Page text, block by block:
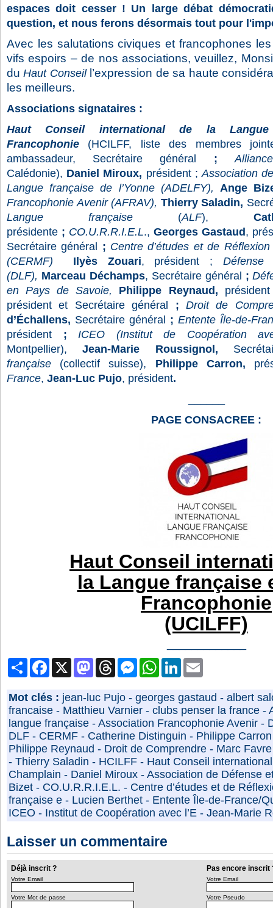
espaces doit cesser ! Un large débat
question, et nous ferons désormais tout pour
Avec les salutations civiques et francophones
vifs espoirs – de nos associations, veuillez,
duHaut Conseil l’expression de sa haute
les meilleurs.
Associations signataires :
Haut Conseil
international de la
Francophonie
(HCILFF, liste des membres
ambassadeur, Secrétaire général ;
Calédonie), Daniel Miroux, président ;Association
Langue française de l’Yonne (ADELFY),
Ange
Francophonie Avenir (AFRAV), Thierry Saladin,
Langue française (ALF),
présidente ; CO.U.R.R.I.E.L., Georges Gastaud ,
Secrétaire général ; Centre d’études et de
(CERMF)
Ilyès Zouari, président ; Défense
(DLF), Marceau Déchamps, Secrétaire général ;
en Pays de Savoie,
Philippe Reynaud,
président et Secrétaire général ;Droit de
d’Échallens, Secrétaire général ; Entente Île-de-
président ;ICEO (Institut de Coopération
Montpellier),Jean-Marie Roussignol,
française (collectif suisse), Philippe Carron,
France, Jean-Luc Pujo, président.
PAGE CONSACREE :
Haut Conseil
la Langue française
Francophonie
(UCILFF)
PartagerFacebook MastodonThreads MessengerWhatsAppLinkedIn
Mot clés : jean-luc Pujo - georges gastaud - albert
francaise - Matthieu Varnier - clubs penser la france -
langue française - Association Francophonie Avenir -
DLF - CERMF - Catherine Distinguin - Philippe Carron
Philippe Reynaud - Droit de Comprendre - Marc
- Thierry Saladin - HCILFF - Haut Conseil
Champlain - Daniel Miroux - Association de Défense
Bizet - CO.U.R.R.I.E.L. - Centre d’études et de
française e - Lucien Berthet - Entente Île-de-France/
ICEO - Institut de Coopération avec l’E - Jean-Marie
Laisser un commentaire
Déjà inscrit ? Pas encore inscrit
Votre Email
Votre Mot de passe
Votre Email
Votre Pseudo